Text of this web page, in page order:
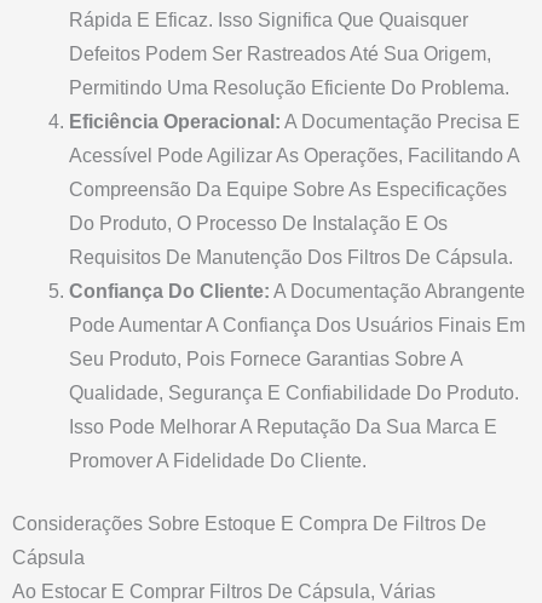
Rápida E Eficaz. Isso Significa Que Quaisquer
Defeitos Podem Ser Rastreados Até Sua Origem,
Permitindo Uma Resolução Eficiente Do Problema.
Eficiência Operacional: A Documentação Precisa E
Acessível Pode Agilizar As Operações, Facilitando A
Compreensão Da Equipe Sobre As Especificações
Do Produto, O Processo De Instalação E Os
Requisitos De Manutenção Dos Filtros De Cápsula.
Confiança Do Cliente: A Documentação Abrangente
Pode Aumentar A Confiança Dos Usuários Finais Em
Seu Produto, Pois Fornece Garantias Sobre A
Qualidade, Segurança E Confiabilidade Do Produto.
Isso Pode Melhorar A Reputação Da Sua Marca E
Promover A Fidelidade Do Cliente.
Considerações Sobre Estoque E Compra De Filtros De
Cápsula
Ao Estocar E Comprar Filtros De Cápsula, Várias